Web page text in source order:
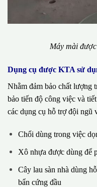
Máy mài
Dụng cụ được KTA sử
Nhằm đảm bảo chất lượng
bảo tiến độ công việc và
các dụng cụ hỗ trợ đội ngũ
Chổi dùng trong việc
Xô nhựa được dùng để
Cây lau sàn nhà dùng
bẩn cứng đầu